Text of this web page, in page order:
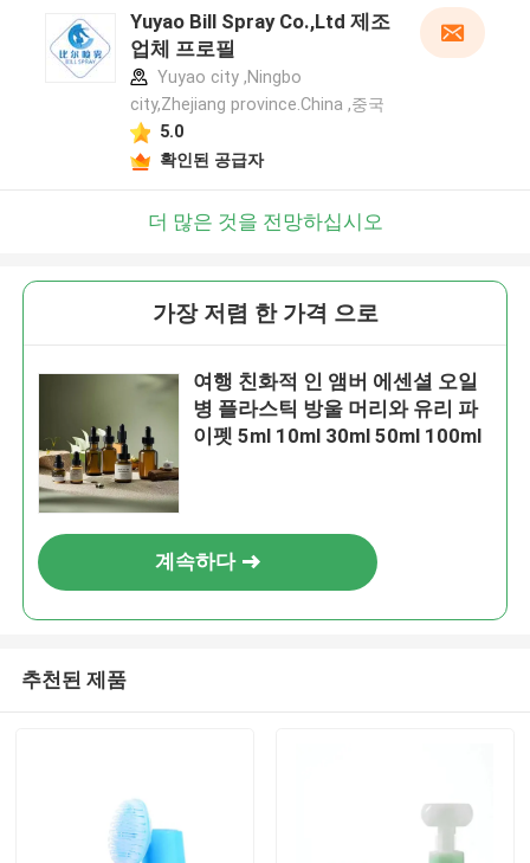
Yuyao Bill Spray Co.,Ltd 제조
업체 프로필
Yuyao city ,Ningbo
city,Zhejiang province.China ,중국
5.0
확인된 공급자
더 많은 것을 전망하십시오
가장 저렴 한 가격 으로
여행 친화적 인 앰버 에센셜 오일
병 플라스틱 방울 머리와 유리 파
이펫 5ml 10ml 30ml 50ml 100ml
계속하다
추천된 제품